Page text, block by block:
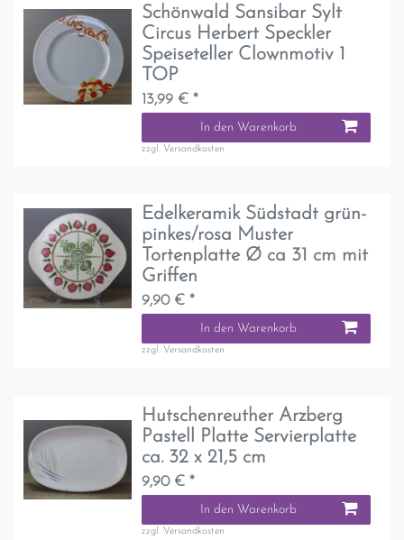
Schönwald Sansibar Sylt
Circus Herbert Speckler
Speiseteller Clownmotiv 1
TOP
13,99 € *
In den Warenkorb
zzgl. Versandkosten
Edelkeramik Südstadt grün-
pinkes/rosa Muster
Tortenplatte Ø ca 31 cm mit
Griffen
9,90 € *
In den Warenkorb
zzgl. Versandkosten
Hutschenreuther Arzberg
Pastell Platte Servierplatte
ca. 32 x 21,5 cm
9,90 € *
In den Warenkorb
zzgl. Versandkosten